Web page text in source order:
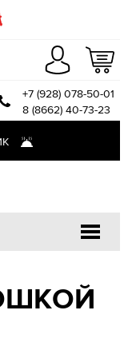
+7 (928) 078-50-01
8 (8662) 40-73-23